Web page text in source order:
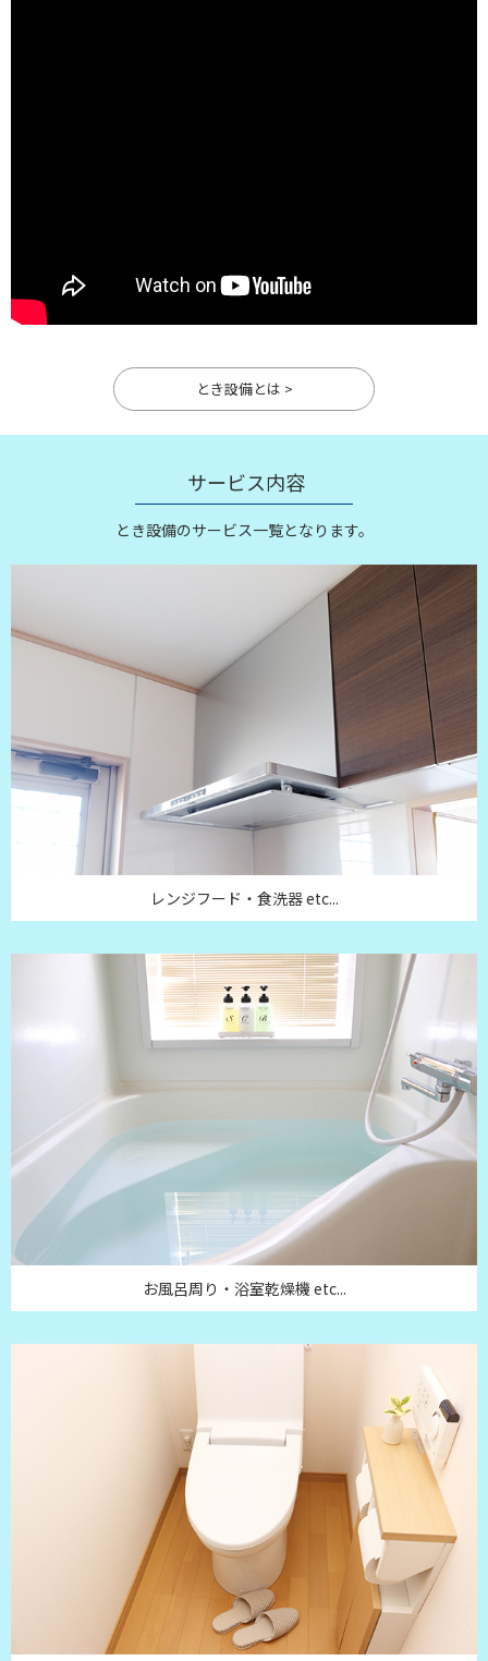
とき設備とは >
サービス内容
とき設備のサービス一覧となります。
レンジフード・食洗器 etc...
お風呂周り・浴室乾燥機 etc...